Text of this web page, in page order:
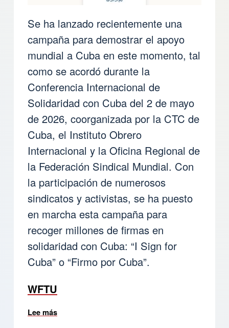
Se ha lanzado recientemente una
campaña para demostrar el apoyo
mundial a Cuba en este momento, tal
como se acordó durante la
Conferencia Internacional de
Solidaridad con Cuba del 2 de mayo
de 2026, coorganizada por la CTC de
Cuba, el Instituto Obrero
Internacional y la Oficina Regional de
la Federación Sindical Mundial. Con
la participación de numerosos
sindicatos y activistas, se ha puesto
en marcha esta campaña para
recoger millones de firmas en
solidaridad con Cuba: “I Sign for
Cuba” o “Firmo por Cuba”.
WFTU
Lee más